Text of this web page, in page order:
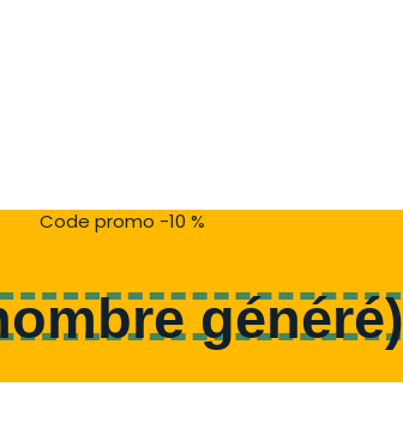
Code promo -10 %
généré)